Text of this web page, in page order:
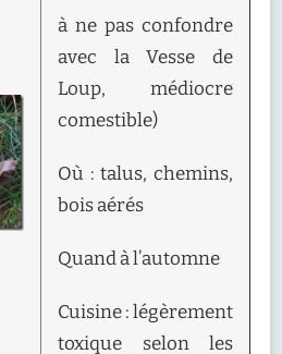
à ne pas confondre
avec la Vesse de
Loup, médiocre
comestible)
Où : talus, chemins,
bois aérés
Quand à l’automne
Cuisine : légèrement
toxique selon les